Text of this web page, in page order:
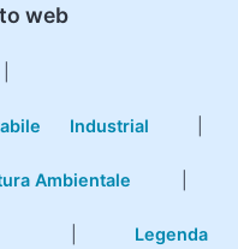
web
Industrial
Ambientale
Legenda